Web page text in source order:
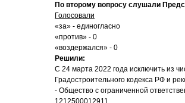
По второму вопросу слушали
Голосовали
«за» - единогласно
«против» - 0
«воздержался» - 0
Решили:
С 24 марта 2022 года исключить из
Градостроительного кодекса РФ и
- Общество с ограниченной
1212500012911.